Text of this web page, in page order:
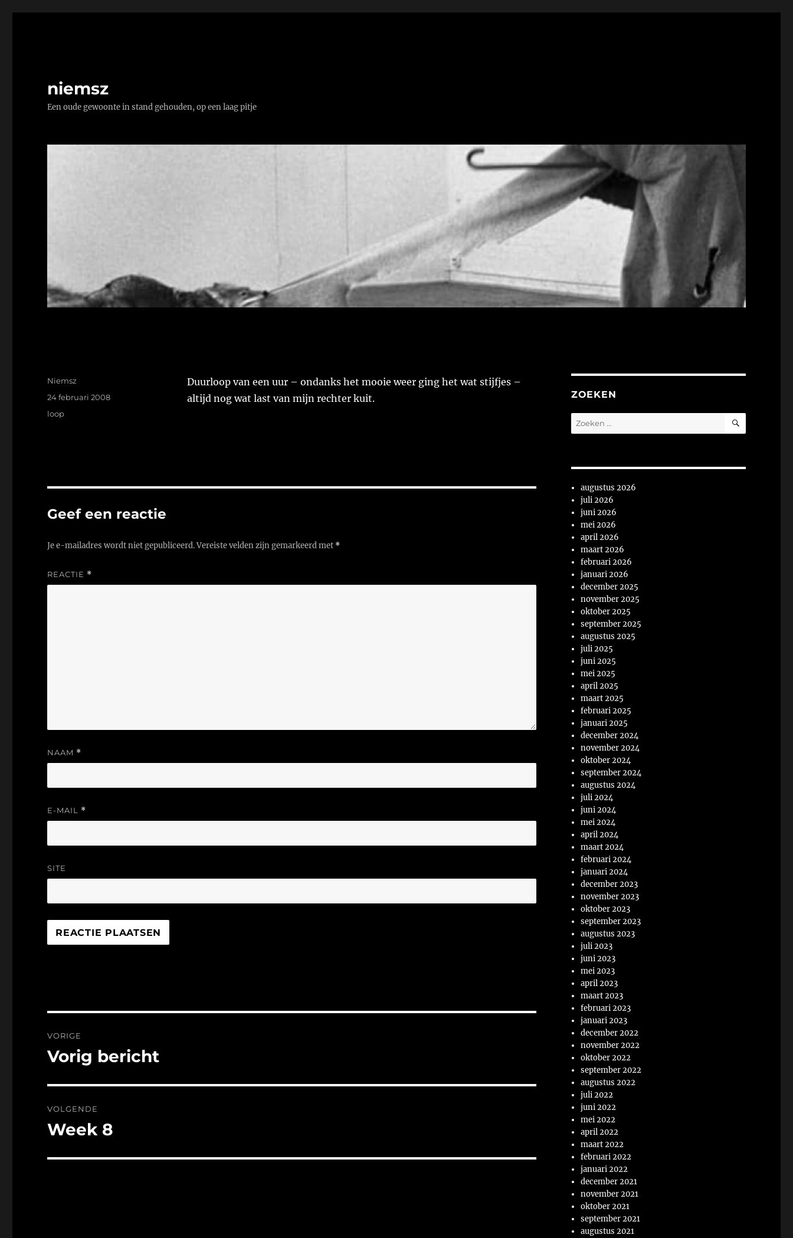
niemsz
Een oude gewoonte in stand gehouden, op een laag pitje
Duurloop van een uur – ondanks het mooie weer ging het wat stijfjes –
altijd nog wat last van mijn rechter kuit.
Auteur
Niemsz
Geplaatst
op
24 februari 2008
Tags
loop
Geef een reactie
Je e-mailadres wordt niet gepubliceerd.Vereiste velden zijn gemarkeerd met *
REACTIE *
NAAM *
E-MAIL *
SITE
navigatie
VORIGE
Vorig
Vorig bericht
VOLGENDE
Volgend
Week 8
ZOEKEN
Zoeken
naar:
ZOEKEN
augustus 2026
juli 2026
juni 2026
mei 2026
april 2026
maart 2026
februari 2026
januari 2026
december 2025
november 2025
oktober 2025
september 2025
augustus 2025
juli 2025
juni 2025
mei 2025
april 2025
maart 2025
februari 2025
januari 2025
december 2024
november 2024
oktober 2024
september 2024
augustus 2024
juli 2024
juni 2024
mei 2024
april 2024
maart 2024
februari 2024
januari 2024
december 2023
november 2023
oktober 2023
september 2023
augustus 2023
juli 2023
juni 2023
mei 2023
april 2023
maart 2023
februari 2023
januari 2023
december 2022
november 2022
oktober 2022
september 2022
augustus 2022
juli 2022
juni 2022
mei 2022
april 2022
maart 2022
februari 2022
januari 2022
december 2021
november 2021
oktober 2021
september 2021
augustus 2021